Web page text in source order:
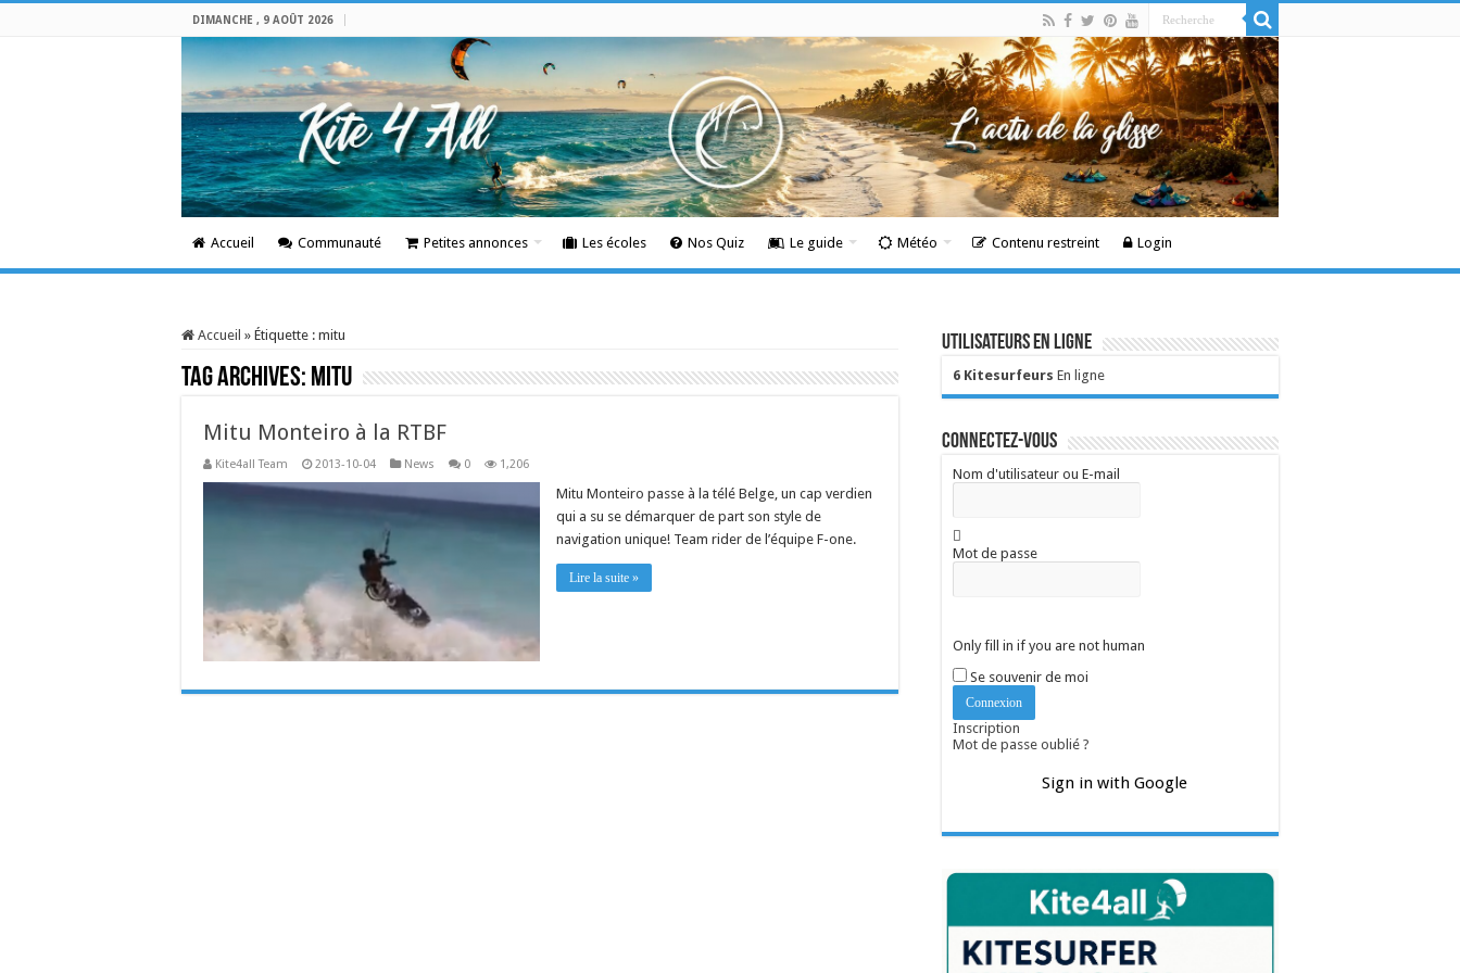
DIMANCHE , 9 AOÛT 2026
Accueil Communauté Petites annonces Les écoles Nos Quiz Le guide Météo Contenu restreint Login
Accueil » Étiquette : mitu
Tag Archives: mitu
Mitu Monteiro à la RTBF
Kite4all Team 2013-10-04 News 0 1,206
Mitu Monteiro passe à la télé Belge, un cap verdien
qui a su se démarquer de part son style de
navigation unique! Team rider de l’équipe F-one.
Lire la suite »
Utilisateurs en ligne
6 Kitesurfeurs En ligne
Connectez-vous
Nom d'utilisateur ou E-mail
Mot de passe
Only fill in if you are not human
Se souvenir de moi
Inscription
Mot de passe oublié ?
Sign in with Google